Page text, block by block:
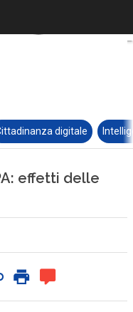
digitale
effetti delle